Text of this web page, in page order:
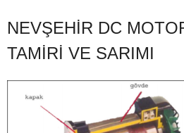
NEVŞEHIR DC
TAMIRI VE SARIMI